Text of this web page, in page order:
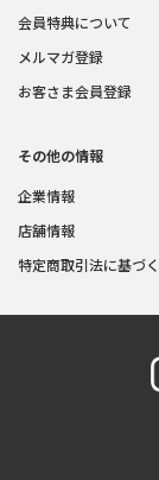
会員特典について
メルマガ登録
お客さま会員登録
その他の情報
企業情報
店舗情報
特定商取引法に基づ